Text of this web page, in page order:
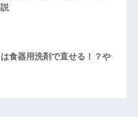
食器用洗剤で直せる！？や